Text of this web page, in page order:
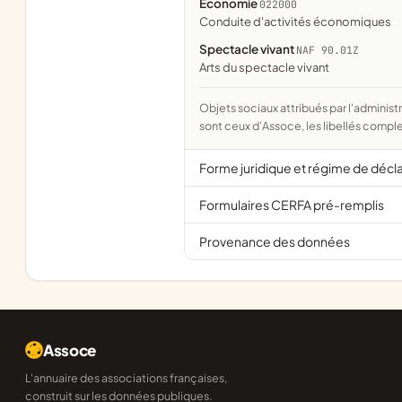
Économie 022000
conduite d'activités économiques
Spectacle vivant NAF 90.01Z
Arts du spectacle vivant
Objets sociaux attribués par l'administration d'après l'objet déclaré ; activité NAF attribuée par l'INSEE. Les noms courts
sont ceux d'Assoce, les libellés
Forme juridique et régime de
Formulaires CERFA pré-remplis
Provenance des données
Assoce
L'annuaire des associations françaises,
construit sur les données publiques.